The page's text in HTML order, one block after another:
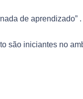
de aprendizado” .
são iniciantes no